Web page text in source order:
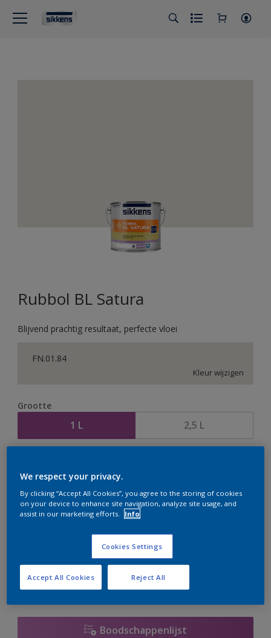
Rubbol BL Satura
Blijvend prachtig resultaat, perfecte vloei
FN.01.84
Kleur wijzigen
Grootte
1 L 2,5 L
er hard aan om de voorraad aan te vullen.
Boodschappenlijst
We respect your privacy.
By clicking “Accept All Cookies”, you agree to the storing of cookies
on your device to enhance site navigation, analyze site usage, and
assist in our marketing efforts.
Info
Cookies Settings
Reject All
Accept All Cookies